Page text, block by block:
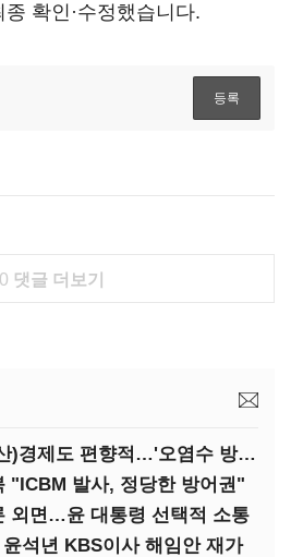
확인·수정했습니다.
댓글 더보기
(나토 정상회의 결산)경제도 편향적…'오염수 방류'만 용인
"ICBM 발사, 정당한 방어권"
외면…윤 대통령 선택적 소통
석년 KBS이사 해임안 재가